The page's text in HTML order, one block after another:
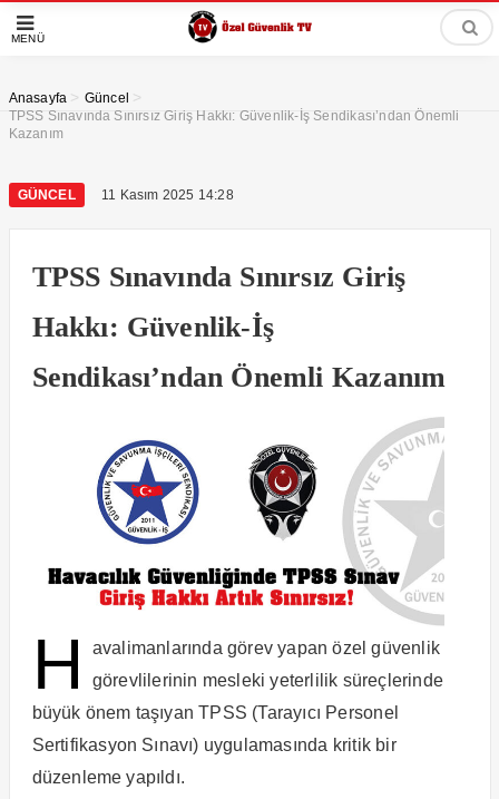
MENÜ
Anasayfa > Güncel >
TPSS Sınavında Sınırsız Giriş Hakkı: Güvenlik-İş Sendikası’ndan Önemli
Kazanım
GÜNCEL 11 Kasım 2025 14:28
TPSS Sınavında Sınırsız Giriş
Hakkı: Güvenlik-İş
Sendikası’ndan Önemli Kazanım
H
avalimanlarında görev yapan özel güvenlik
görevlilerinin mesleki yeterlilik süreçlerinde
büyük önem taşıyan TPSS (Tarayıcı Personel
Sertifikasyon Sınavı) uygulamasında kritik bir
düzenleme yapıldı.